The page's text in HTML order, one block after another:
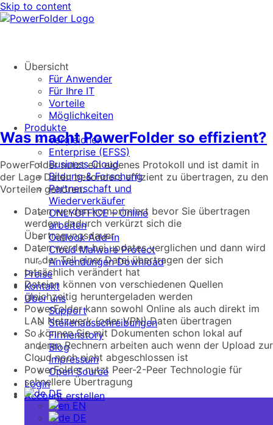
Skip to content
Übersicht
Für Anwender
Für Ihre IT
Vorteile
Möglichkeiten
Produkte
Vergleichen
Enterprise (EFSS)
Business Cloud
Bildung & Forschung
Partnerschaft und
Wiederverkäufer
ONLYOFFICE – Online
arbeiten
Outlook Add-in
Cloud Malware Protect
Anwendungen Download
Preise
Kontakt
Über uns
Support
Stellenausschreibungen
Firmenstory
Blog
Impressum
Open Source
Login
Account erstellen
DE
EN
DE
Was macht PowerFolder so effizient?
PowerFolder nutzt ein eigenes Protokoll und ist damit in
der Lage Daten besonders effizient zu übertragen, zu den
Vorteilen gehören:
Daten werden komprimiert bevor Sie übertragen
werden, dadurch verkürzt sich die
Übertragungsdauer
Daten werden bei updates verglichen und dann wird
nur der Teil einer Datei übertragen der sich
tatsächlich verändert hat
Dateien können von verschiedenen Quellen
gleichzeitig heruntergeladen werden
PowerFolder kann sowohl Online als auch direkt im
LAN Netzwerk (oder VPN) Daten übertragen
So können Sie mit Dokumenten schon lokal auf
anderen Rechnern arbeiten auch wenn der Upload zur
Cloud noch nicht abgeschlossen ist
PowerFolder nutzt Peer-2-Peer Technologie für
schnellere Übertragung